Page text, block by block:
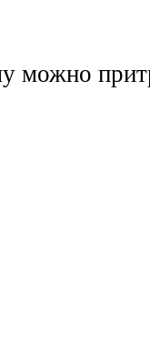
можно